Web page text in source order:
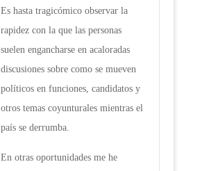
Es hasta tragicómico observar la
rapidez con la que las personas
suelen engancharse en acaloradas
discusiones sobre como se mueven
políticos en funciones, candidatos y
otros temas coyunturales mientras el
país se derrumba.
En otras oportunidades me he